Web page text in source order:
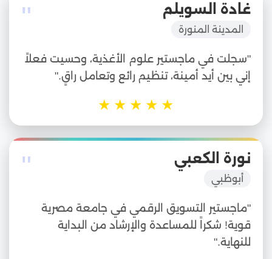
" غادة السويلم
المدينة المنورة
"سجلت في ماجستير علوم الأغذية، وحسيت فعلاً
إني بين أيد أمينة، تنظيم رائع وتعامل راقٍ."
★
★
★
★
★
" نورة الكعبي
أبوظبي
"ماجستير التسويق الرقمي في جامعة مصرية
قوية! شكراً للمساعدة والإرشاد من البداية
للنهاية."